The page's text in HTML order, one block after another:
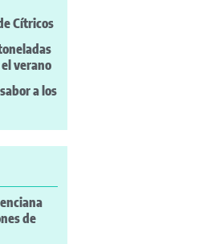
Cítricos
verano
a los
de